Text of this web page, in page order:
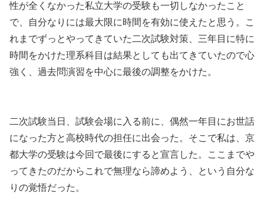
性が全くなかった私立大学の受験も一切しなかったこと
で、自分なりには最大限に時間を有効に使えたと思う。こ
れまでずっとやってきていた二次試験対策、三年目に特に
時間をかけた理系科目は結果としても出てきていたので心
強く、過去問演習を中心に最後の調整をかけた。
二次試験当日、試験会場に入る前に、偶然一年目にお世話
になった方と高校時代の担任に出会った。そこで私は、京
都大学の受験は今回で最後にすると宣言した。ここまでや
ってきたのだからこれで無理なら諦めよう、という自分な
りの覚悟だった。